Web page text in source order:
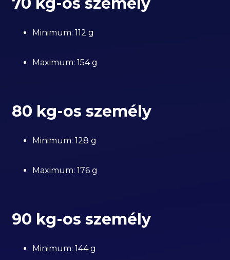
Minimum: 112 g
Maximum: 154 g
80 kg-os személy
Minimum: 128 g
Maximum: 176 g
90 kg-os személy
Minimum: 144 g